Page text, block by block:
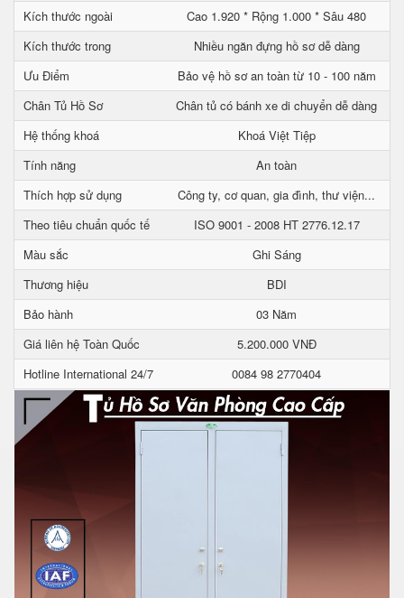
Kích thước ngoài
Cao 1.920 * Rộng 1.000 * Sâu 480
Kích thước trong
Nhiều ngăn đựng hồ sơ dễ dàng
Ưu Điểm
Bảo vệ hồ sơ an toàn từ 10 - 100 năm
Chân Tủ Hồ Sơ
Chân tủ có bánh xe di chuyển dễ dàng
Hệ thống khoá
Khoá Việt Tiệp
Tính năng
An toàn
Thích hợp sử dụng
Công ty, cơ quan, gia đình, thư viện...
Theo tiêu chuẩn quốc tế
ISO 9001 - 2008 HT 2776.12.17
Màu sắc
Ghi Sáng
Thương hiệu
BDI
Bảo hành
03 Năm
Giá liên hệ Toàn Quốc
5.200.000 VNĐ
Hotline International 24/7
0084 98 2770404